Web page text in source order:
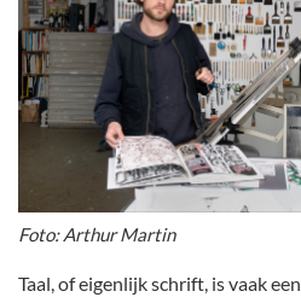
Foto: Arthur Martin
Taal, of eigenlijk schrift, is vaak